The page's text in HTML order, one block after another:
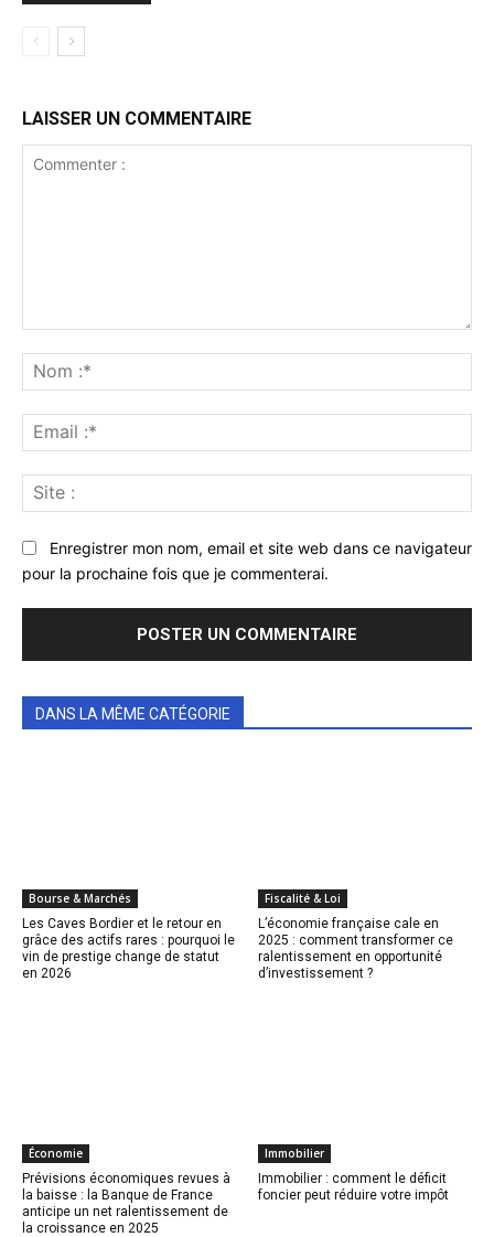
LAISSER UN COMMENTAIRE
:*
:*
:
Enregistrer mon nom, email et site web dans ce navigateur
pour la prochaine fois que je commenterai.
DANS LA MÊME CATÉGORIE
Bourse & Marchés
Les Caves Bordier et le retour en
grâce des actifs rares : pourquoi le
vin de prestige change de statut
en 2026
Fiscalité & Loi
L’économie française cale en
2025 : comment transformer ce
ralentissement en opportunité
d’investissement ?
Économie
Prévisions économiques revues à
la baisse : la Banque de France
anticipe un net ralentissement de
la croissance en 2025
Immobilier
Immobilier : comment le déficit
foncier peut réduire votre impôt